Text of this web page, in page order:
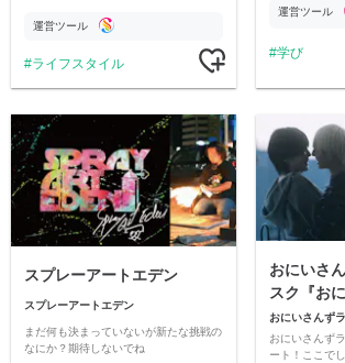
ただいています。
運営ツール
ライフスタイル
す運営ツール
学び
スプレーアートエデン
スプレーアートエデン
まだ何も決まっていないが新たな挑戦の
なにか？期待しないでね
おにいさ
スク『おに
おにいさんず
おにいさんず
ート！ここで